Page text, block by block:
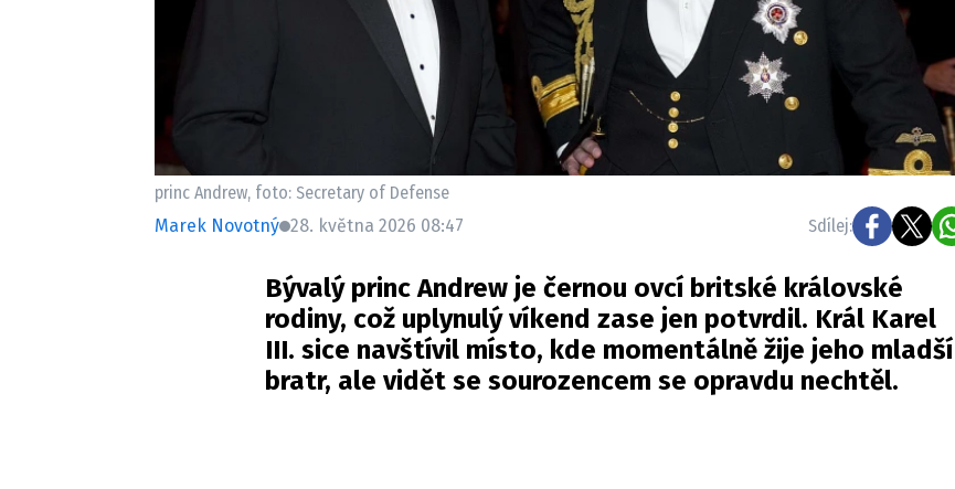
princ Andrew, foto: Secretary of Defense
Marek Novotný 28. května 2026 08:47 Sdílej:
Bývalý princ Andrew je černou ovcí britské královské
rodiny, což uplynulý víkend zase jen potvrdil. Král Karel
III. sice navštívil místo, kde momentálně žije jeho mladší
bratr, ale vidět se sourozencem se opravdu nechtěl.